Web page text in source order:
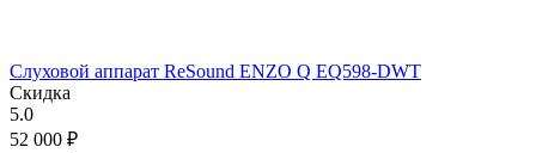
Слуховой аппарат ReSound ENZO Q EQ598-DWT
Скидка
5.0
52 000 ₽